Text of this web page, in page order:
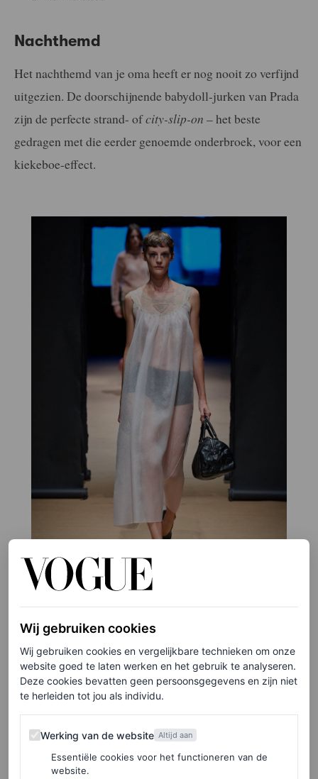
Nachthemd
Het nachthemd van je oma heeft er nog nooit zo verfijnd
uitgezien. De doorschijnende babydoll-jurken van Prada
zijn de perfecte strand- ofcity-slip-on – het beste
gedragen met die eerder genoemde onderbroek, voor een
kiekeboe-effect.
5/10
Prada
Kousen
geïnspireerde trend. Dit werd gedemonstreerd op de
Wij gebruiken cookies
Wij gebruiken cookies en vergelijkbare technieken om onze
website goed te laten werken en het gebruik te analyseren.
Deze cookies bevatten geen persoonsgegevens en zijn niet
te herleiden tot jou als individu.
Werking van de website
Werking van de website Altijd aan
Essentiële cookies voor het functioneren van de
website.